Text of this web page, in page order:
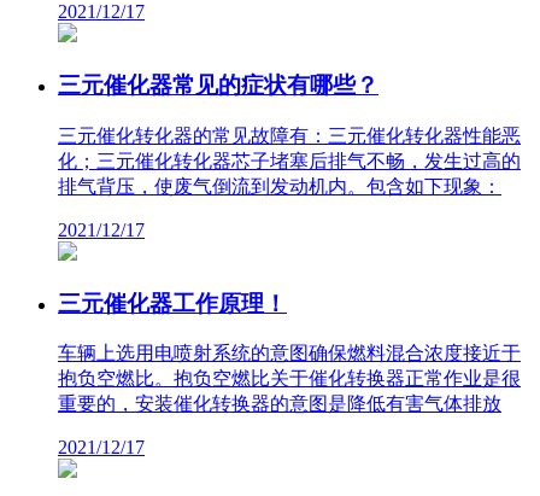
2021/12/17
三元催化器常见的症状有哪些？
三元催化转化器的常见故障有：三元催化转化器性能恶
化；三元催化转化器芯子堵塞后排气不畅，发生过高的
排气背压，使废气倒流到发动机内。包含如下现象：
2021/12/17
三元催化器工作原理！
车辆上选用电喷射系统的意图确保燃料混合浓度接近于
抱负空燃比。抱负空燃比关于催化转换器正常作业是很
重要的，安装催化转换器的意图是降低有害气体排放
2021/12/17